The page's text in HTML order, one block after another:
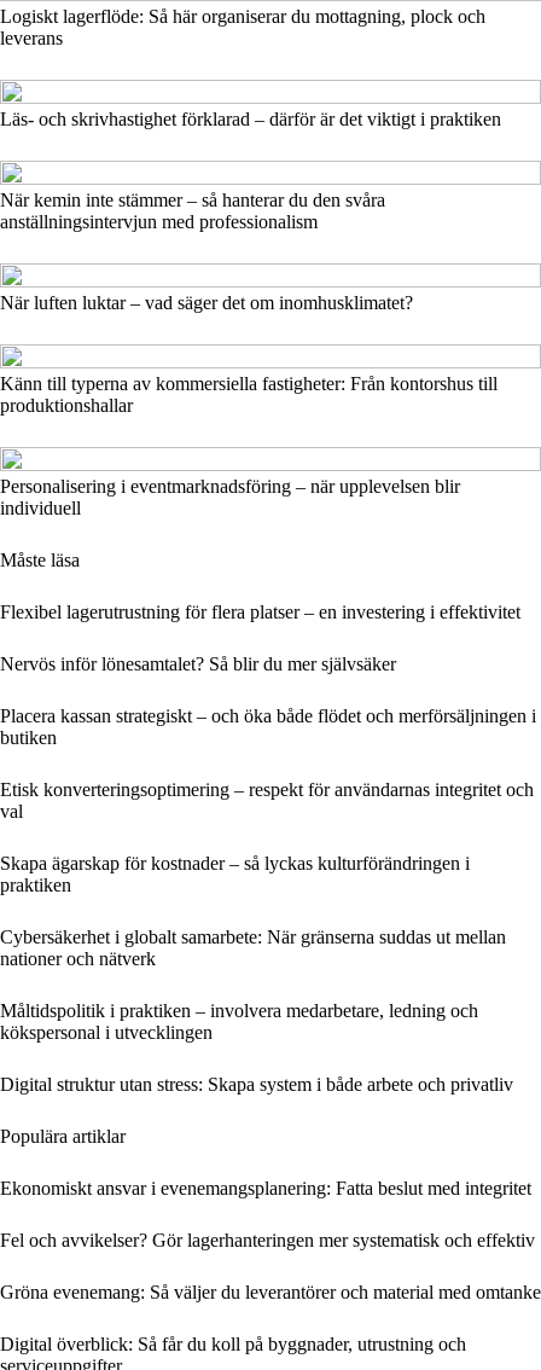
Logiskt lagerflöde: Så här organiserar du mottagning, plock och
leverans
Läs- och skrivhastighet förklarad – därför är det viktigt i praktiken
När kemin inte stämmer – så hanterar du den svåra
anställningsintervjun med professionalism
När luften luktar – vad säger det om inomhusklimatet?
Känn till typerna av kommersiella fastigheter: Från kontorshus till
produktionshallar
Personalisering i eventmarknadsföring – när upplevelsen blir
individuell
Måste läsa
Flexibel lagerutrustning för flera platser – en investering i effektivitet
Nervös inför lönesamtalet? Så blir du mer självsäker
Placera kassan strategiskt – och öka både flödet och merförsäljningen i
butiken
Etisk konverteringsoptimering – respekt för användarnas integritet och
val
Skapa ägarskap för kostnader – så lyckas kulturförändringen i
praktiken
Cybersäkerhet i globalt samarbete: När gränserna suddas ut mellan
nationer och nätverk
Måltidspolitik i praktiken – involvera medarbetare, ledning och
kökspersonal i utvecklingen
Digital struktur utan stress: Skapa system i både arbete och privatliv
Populära artiklar
Ekonomiskt ansvar i evenemangsplanering: Fatta beslut med integritet
Fel och avvikelser? Gör lagerhanteringen mer systematisk och effektiv
Gröna evenemang: Så väljer du leverantörer och material med omtanke
Digital överblick: Så får du koll på byggnader, utrustning och
serviceuppgifter